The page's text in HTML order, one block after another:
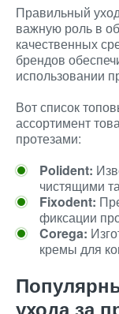
Правильный
важную роль в
качественных
брендов
использовании
Вот список
ассортимент
протезами:
Polident:
чистящими
Fixodent:
фиксации
Corega:
кремы для
ухода за